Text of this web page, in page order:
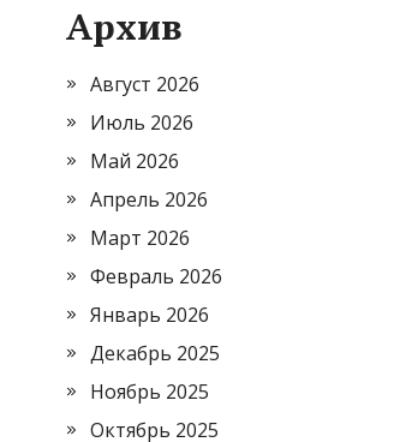
Архив
Август 2026
Июль 2026
Май 2026
Апрель 2026
Март 2026
Февраль 2026
Январь 2026
Декабрь 2025
Ноябрь 2025
Октябрь 2025